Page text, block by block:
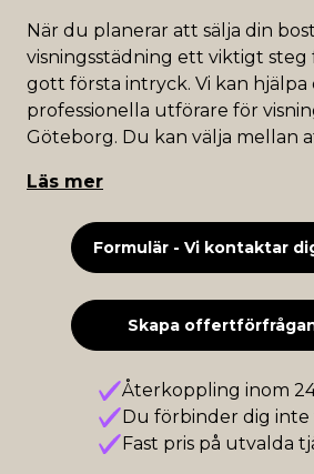
När du planerar att sälja din
visningsstädning ett viktigt
gott första intryck. Vi kan hjälpa
professionella utförare för
Göteborg. Du kan välja mellan
Läs mer
Formulär - Vi kontaktar
Skapa
Återkoppling inom
Du förbinder dig inte
Fast pris på utvalda